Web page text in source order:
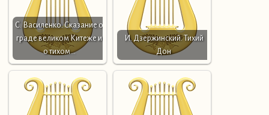
С. Василенко. Сказание о
граде великом Китеже и
о тихом…
И. Дзержинский. Тихий
Дон